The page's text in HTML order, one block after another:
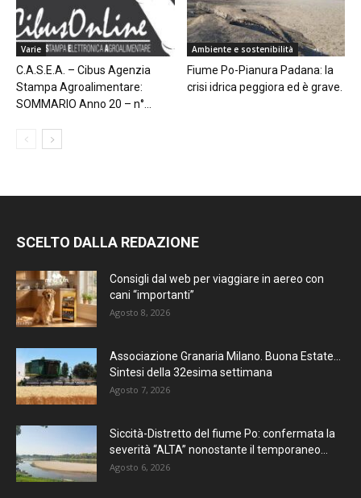
Varie
C.A.S.E.A. – Cibus Agenzia
Stampa Agroalimentare:
SOMMARIO Anno 20 – n°...
Ambiente e sostenibilità
Fiume Po-Pianura Padana: la
crisi idrica peggiora ed è grave.
SCELTO DALLA REDAZIONE
Consigli dal web per viaggiare in aereo con
cani “importanti”
Agosto 8, 2026
Associazione Granaria Milano. Buona Estate…
Sintesi della 32esima settimana
Agosto 7, 2026
Siccità-Distretto del fiume Po: confermata la
severità “ALTA” nonostante il temporaneo...
Agosto 6, 2026